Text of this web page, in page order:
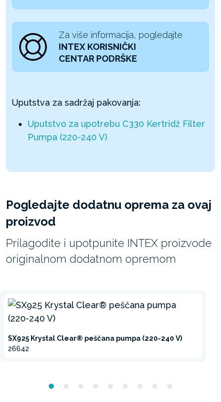
Za više informacija, pogledajte
INTEX KORISNIČKI
CENTAR PODRŠKE
Uputstva za sadržaj pakovanja:
Uputstvo za upotrebu C330 Kertridž Filter
Pumpa (220-240 V)
Pogledajte dodatnu oprema za ovaj
proizvod
Prilagodite i upotpunite INTEX proizvode
originalnom dodatnom opremom
SX925 Krystal Clear® peščana pumpa (220-240 V)
26642